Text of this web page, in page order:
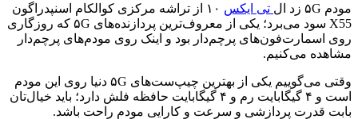
مودم ۵G زد ال تی ایکس
۱۰ از تراشه مرکزی کوالکام اسنپدراگون
X55 سود می‌برد؛ یکی از معروف‌ترین پردازنده‌های ۵G که روزگاری
روی اسمارت‌فون‌های پرچم‌دار بود و اینک روی مودم‌های پرچم‌دار
مشاهده می‌کنیم.
وقتی می‌گوییم یکی از بهترین چیپ‌ست‌های ۵G دنیا روی این مودم
است و ۴ گیگابایت رم و ۴ گیگابایت حافظه فلش دارد؛ باید خیال‌تان
بابت قدرت پردازشی و سرعت و کارایی مودم راحت باشد.